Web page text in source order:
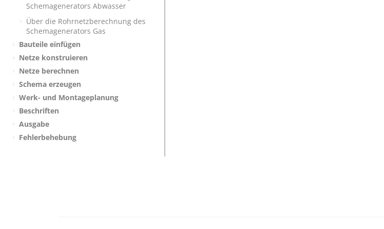
Schemagenerators Abwasser
Über die Rohrnetzberechnung des
Schemagenerators Gas
Bauteile einfügen
Netze konstruieren
Netze berechnen
Schema erzeugen
Werk- und Montageplanung
Beschriften
Ausgabe
Fehlerbehebung